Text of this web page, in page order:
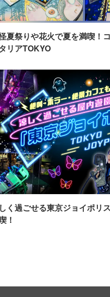
夏祭りや花火で夏を満喫！
リアTOKYO
く過ごせる東京ジョイポリ
！